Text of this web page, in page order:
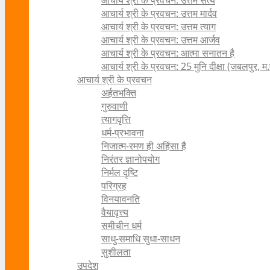
आचार्य श्री के प्रवचन: उत्तम मार्दव
आचार्य श्री के प्रवचन: उत्तम त्याग
आचार्य श्री के प्रवचन: उत्तम आर्जव
आचार्य श्री के प्रवचन: आत्मा सनातन है
आचार्य श्री के प्रवचन: 25 मुनि दीक्षा (जबलपुर,
आचार्य श्री के प्रवचन
अर्हतभक्ति
गुरुवाणी
त्यागवृत्ति
धर्म-प्रभावना
निजात्म-रमण ही अहिंसा है
निरंतर ज्ञानोपयोग
निर्मल दृष्टि
परिग्रह
विनयावनति
वैयावृत्त्य
समीचीन धर्म
साधु-समाधि सुधा-साधन
सुशीलता
उपदेश